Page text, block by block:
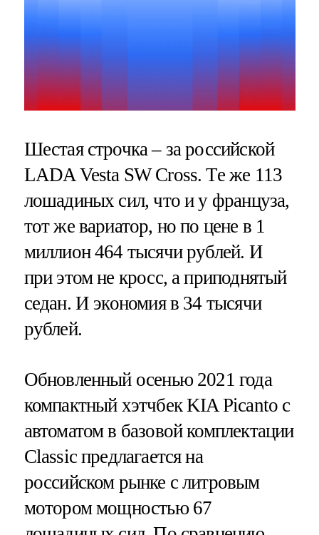
Шестая строчка – за российской
LADA Vesta SW Cross. Те же 113
лошадиных сил, что и у француза,
тот же вариатор, но по цене в 1
миллион 464 тысячи рублей. И
при этом не кросс, а приподнятый
седан. И экономия в 34 тысячи
рублей.
Обновленный осенью 2021 года
компактный хэтчбек KIA Picanto с
автоматом в базовой комплектации
Classic предлагается на
российском рынке с литровым
мотором мощностью 67